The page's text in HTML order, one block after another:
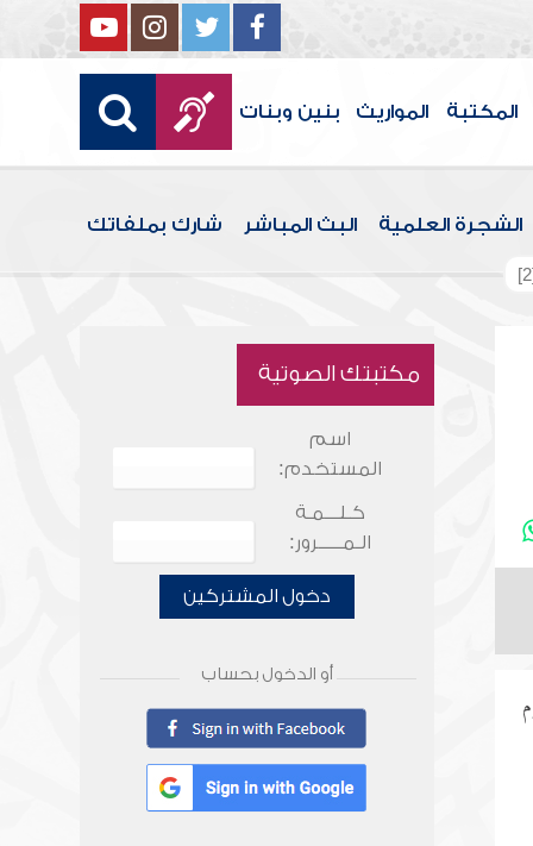
المكتبة المواريث بنين وبنات
الشجرة العلمية البث المباشر شارك بملفاتك
مكتبتك الصوتية
اسم
المستخدم:
كـلـــمـة
الـمـــــرور:
دخول المشتركين
أو الدخول بحساب